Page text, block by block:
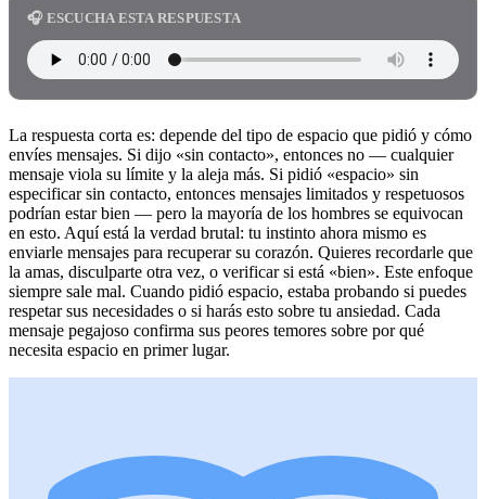
🎧 ESCUCHA ESTA RESPUESTA
La respuesta corta es: depende del tipo de espacio que pidió y cómo
envíes mensajes. Si dijo «sin contacto», entonces no — cualquier
mensaje viola su límite y la aleja más. Si pidió «espacio» sin
especificar sin contacto, entonces mensajes limitados y respetuosos
podrían estar bien — pero la mayoría de los hombres se equivocan
en esto. Aquí está la verdad brutal: tu instinto ahora mismo es
enviarle mensajes para recuperar su corazón. Quieres recordarle que
la amas, disculparte otra vez, o verificar si está «bien». Este enfoque
siempre sale mal. Cuando pidió espacio, estaba probando si puedes
respetar sus necesidades o si harás esto sobre tu ansiedad. Cada
mensaje pegajoso confirma sus peores temores sobre por qué
necesita espacio en primer lugar.